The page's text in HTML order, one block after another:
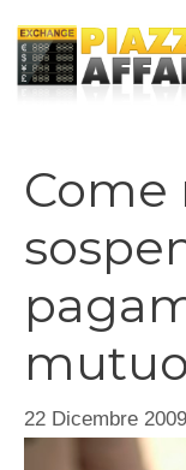
contenuto
Come
mutuo
22 Dicembre 2009